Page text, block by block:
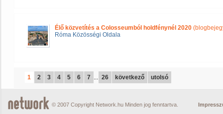
Élő közvetítés a Colosseumból holdfénynél 2020
Róma Közösségi Oldala
1 2 3 4 5 6 7 ... 26 következő utolsó
© 2007 Copyright Network.hu Minden jog fenntartva.